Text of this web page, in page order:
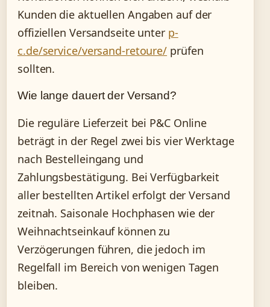
Kunden die aktuellen Angaben auf der
offiziellen Versandseite unter p-
c.de/service/versand-retoure/ prüfen
sollten.
Wie lange dauert der Versand?
Die reguläre Lieferzeit bei P&C Online
beträgt in der Regel zwei bis vier Werktage
nach Bestelleingang und
Zahlungsbestätigung. Bei Verfügbarkeit
aller bestellten Artikel erfolgt der Versand
zeitnah. Saisonale Hochphasen wie der
Weihnachtseinkauf können zu
Verzögerungen führen, die jedoch im
Regelfall im Bereich von wenigen Tagen
bleiben.